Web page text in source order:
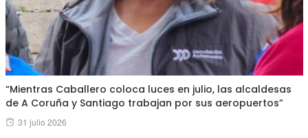
“Mientras Caballero coloca luces en julio, las alcaldesas
de A Coruña y Santiago trabajan por sus aeropuertos”
Posted
31 julio 2026